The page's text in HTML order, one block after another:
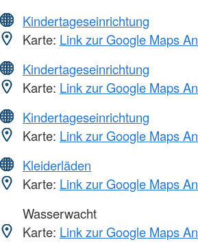
Kindertageseinrichtung
Karte: Link zur Google Maps
Kindertageseinrichtung
Karte: Link zur Google Maps
Kindertageseinrichtung
Karte: Link zur Google Maps
Kleiderläden
Karte: Link zur Google Maps
Wasserwacht
Karte: Link zur Google Maps